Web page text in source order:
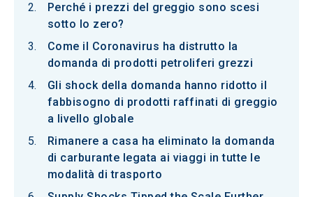
Perché i prezzi del greggio sono scesi
sotto lo zero?
Come il Coronavirus ha distrutto la
domanda di prodotti petroliferi grezzi
Gli shock della domanda hanno ridotto il
fabbisogno di prodotti raffinati di greggio
a livello globale
Rimanere a casa ha eliminato la domanda
di carburante legata ai viaggi in tutte le
modalità di trasporto